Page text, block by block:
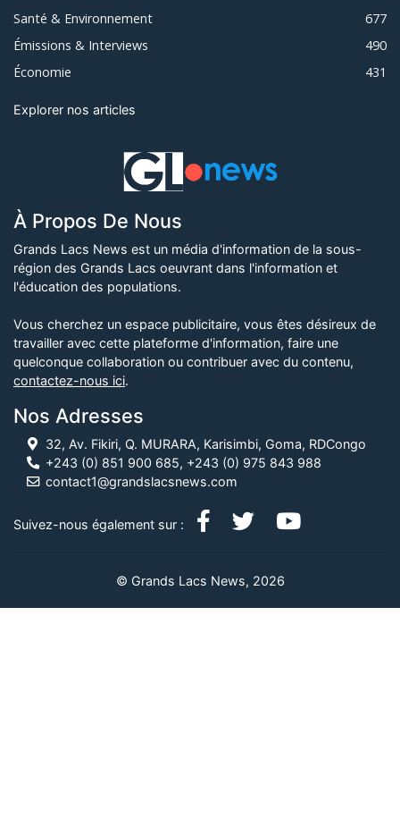
Santé & Environnement
677
Émissions & Interviews
490
Économie
431
Explorer nos articles
À Propos De Nous
Grands Lacs News est un média d'information de la sous-
région des Grands Lacs oeuvrant dans l'information et
l'éducation des populations.
Vous cherchez un espace publicitaire, vous êtes désireux de
travailler avec cette plateforme d'information, faire une
quelconque collaboration ou contribuer avec du contenu,
contactez-nous ici.
Nos Adresses
32, Av. Fikiri, Q. MURARA, Karisimbi, Goma, RDCongo
+243 (0) 851 900 685, +243 (0) 975 843 988
contact1@grandslacsnews.com
Suivez-nous également sur :
© Grands Lacs News, 2026